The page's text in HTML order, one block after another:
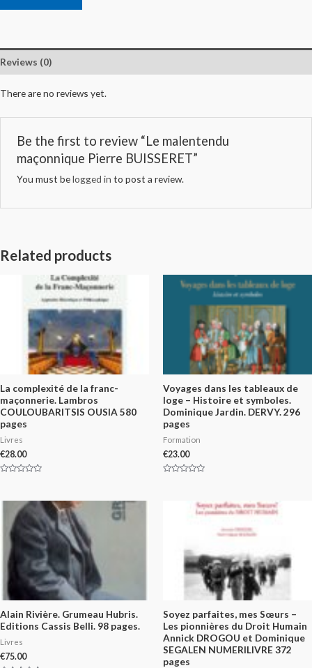
Reviews (0)
There are no reviews yet.
Be the first to review “Le malentendu
maçonnique Pierre BUISSERET”
You must belogged in to post a review.
Related products
La complexité de la franc-
maçonnerie. Lambros
COULOUBARITSIS OUSIA 580
pages
Livres
€28.00
of
Voyages dans les tableaux de
loge – Histoire et symboles.
Dominique Jardin. DERVY. 296
pages
Formation
€23.00
Alain Rivière. Grumeau Hubris.
Editions Cassis Belli. 98 pages.
Livres
€75.00
Soyez parfaites, mes Sœurs –
Les pionnières du Droit Humain
Annick DROGOU et Dominique
SEGALEN NUMERILIVRE 372
pages